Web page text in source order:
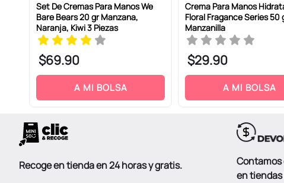
Set De Cremas Para Manos We
Bare Bears 20 gr Manzana,
Naranja, Kiwi 3 Piezas
$69.90
A MI BOLSA
Crema Para Manos
Floral Fragance Series 50
Manzanilla
$29.90
A MI BOLSA
Recoge en tienda en 24 horas y gratis.
en